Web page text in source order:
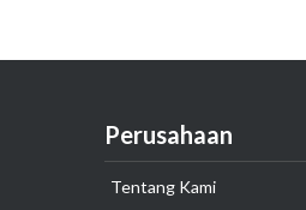
Perusahaan
Tentang Kami